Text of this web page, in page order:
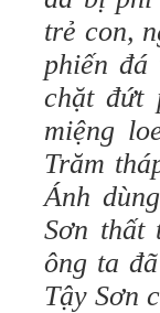
trẻ con,
phiến
chặt đứt
miệng
Trăm
Ánh
Sơn thất
ông ta
Tậy Sơn